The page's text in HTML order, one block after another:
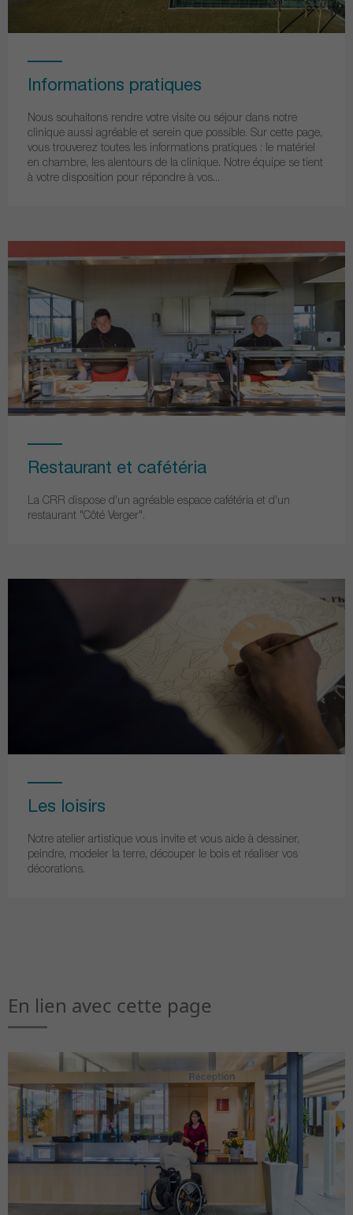
Informations pratiques
Nous souhaitons rendre votre visite ou séjour dans notre
clinique aussi agréable et serein que possible. Sur cette page,
vous trouverez toutes les informations pratiques : le matériel
en chambre, les alentours de la clinique. Notre équipe se tient
à votre disposition pour répondre à vos...
Restaurant et cafétéria
La CRR dispose d'un agréable espace cafétéria et d'un
restaurant "Côté Verger".
Les loisirs
Notre atelier artistique vous invite et vous aide à dessiner,
peindre, modeler la terre, découper le bois et réaliser vos
décorations.
En lien avec cette page